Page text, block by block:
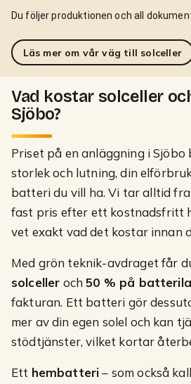
Du följer produktionen och all
Läs mer om vår väg till solceller
Vad kostar solceller
Sjöbo?
Priset på en anläggning iSjöbo
storlek och lutning, din
batteri du vill ha. Vi tar alltid
fast pris efter ett kostnadsfritt
vet exakt vad det kostar innan
Med grön teknik-avdraget får
solceller och 50 % på
fakturan. Ett batteri gör
mer av din egen solel och kan
stödtjänster, vilket kortar
Ett hembatteri– som också